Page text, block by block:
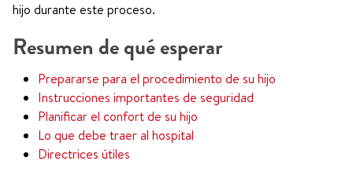
hijo durante este proceso.
Resumen de qué esperar
Prepararse para el procedimiento de su hijo
Instrucciones importantes de seguridad
Planificar el confort de su hijo
Lo que debe traer al hospital
Directrices útiles